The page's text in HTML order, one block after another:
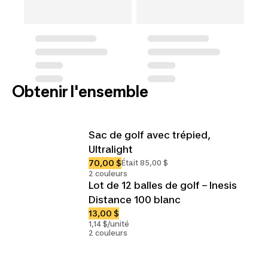
Obtenir l'ensemble
Sac de golf avec trépied,
Ultralight
70,00 $Était 85,00 $
2 couleurs
Lot de 12 balles de golf – Inesis
Distance 100 blanc
13,00 $
1,14 $/unité
2 couleurs